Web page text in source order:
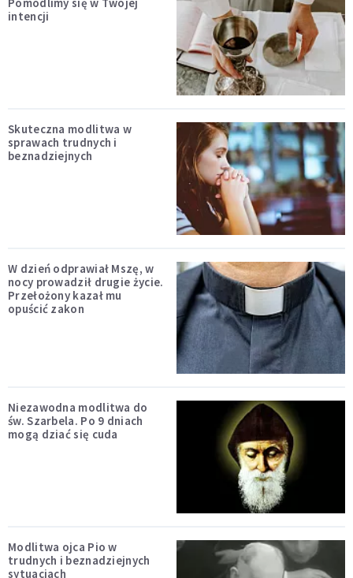
intencji
Skuteczna modlitwa w
sprawach trudnych i
beznadziejnych
W dzień odprawiał Mszę, w
nocy prowadził drugie życie.
Przełożony kazał mu
opuścić zakon
Niezawodna modlitwa do
św. Szarbela. Po 9 dniach
mogą dziać się cuda
Modlitwa ojca Pio w
trudnych i beznadziejnych
sytuacjach